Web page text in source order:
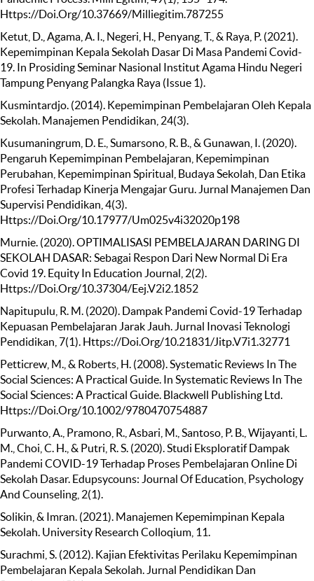
Https://Doi.Org/10.37669/Milliegitim.787255
Ketut, D., Agama, A. I., Negeri, H., Penyang, T., & Raya, P. (2021).
Kepemimpinan Kepala Sekolah Dasar Di Masa Pandemi Covid-
19. In Prosiding Seminar Nasional Institut Agama Hindu Negeri
Tampung Penyang Palangka Raya (Issue 1).
Kusmintardjo. (2014). Kepemimpinan Pembelajaran Oleh Kepala
Sekolah. Manajemen Pendidikan, 24(3).
Kusumaningrum, D. E., Sumarsono, R. B., & Gunawan, I. (2020).
Pengaruh Kepemimpinan Pembelajaran, Kepemimpinan
Perubahan, Kepemimpinan Spiritual, Budaya Sekolah, Dan Etika
Profesi Terhadap Kinerja Mengajar Guru. Jurnal Manajemen Dan
Supervisi Pendidikan, 4(3).
Https://Doi.Org/10.17977/Um025v4i32020p198
Murnie. (2020). OPTIMALISASI PEMBELAJARAN DARING DI
SEKOLAH DASAR: Sebagai Respon Dari New Normal Di Era
Covid 19. Equity In Education Journal, 2(2).
Https://Doi.Org/10.37304/Eej.V2i2.1852
Napitupulu, R. M. (2020). Dampak Pandemi Covid-19 Terhadap
Kepuasan Pembelajaran Jarak Jauh. Jurnal Inovasi Teknologi
Pendidikan, 7(1). Https://Doi.Org/10.21831/Jitp.V7i1.32771
Petticrew, M., & Roberts, H. (2008). Systematic Reviews In The
Social Sciences: A Practical Guide. In Systematic Reviews In The
Social Sciences: A Practical Guide. Blackwell Publishing Ltd.
Https://Doi.Org/10.1002/9780470754887
Purwanto, A., Pramono, R., Asbari, M., Santoso, P. B., Wijayanti, L.
M., Choi, C. H., & Putri, R. S. (2020). Studi Eksploratif Dampak
Pandemi COVID-19 Terhadap Proses Pembelajaran Online Di
Sekolah Dasar. Edupsycouns: Journal Of Education, Psychology
And Counseling, 2(1).
Solikin, & Imran. (2021). Manajemen Kepemimpinan Kepala
Sekolah. University Research Colloqium, 11.
Surachmi, S. (2012). Kajian Efektivitas Perilaku Kepemimpinan
Pembelajaran Kepala Sekolah. Jurnal Pendidikan Dan